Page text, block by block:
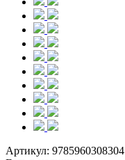
Артикул: 9785960308304